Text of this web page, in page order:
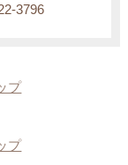
3796
プ
プ